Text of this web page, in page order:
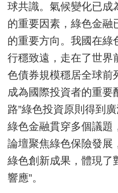
球共識。氣候變化已成
的重要因素，綠色金融
的重要方向。我國在綠
行穩致遠，走在了世界
色債券規模穩居全球前
成為國際投資者的重要
路”綠色投資原則得到
綠色金融貫穿多個議題
論壇聚焦綠色保險發展
綠色創新成果，體現了
響應”。